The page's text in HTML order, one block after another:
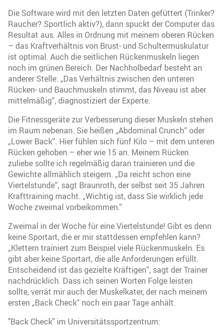
Die Software wird mit den letzten Daten gefüttert (Trinker?
Raucher? Sportlich aktiv?), dann spuckt der Computer das
Resultat aus. Alles in Ordnung mit meinem oberen Rücken
– das Kraftverhältnis von Brust- und Schultermuskulatur
ist optimal. Auch die seitlichen Rückenmuskeln liegen
noch im grünen Bereich. Der Nachholbedarf besteht an
anderer Stelle: „Das Verhältnis zwischen den unteren
Rücken- und Bauchmuskeln stimmt, das Niveau ist aber
mittelmäßig“, diagnostiziert der Experte.
Die Fitnessgeräte zur Verbesserung dieser Muskeln stehen
im Raum nebenan. Sie heißen „Abdominal Crunch“ oder
„Lower Back“. Hier fühlen sich fünf Kilo – mit dem unteren
Rücken gehoben – eher wie 15 an. Meinem Rücken
zuliebe sollte ich regelmäßig daran trainieren und die
Gewichte allmählich steigern. „Da reicht schon eine
Viertelstunde“, sagt Braunroth, der selbst seit 35 Jahren
Krafttraining macht. „Wichtig ist, dass Sie wirklich jede
Woche zweimal vorbeikommen.“
Zweimal in der Woche für eine Viertelstunde! Gibt es denn
keine Sportart, die er mir stattdessen empfehlen kann?
„Klettern trainiert zum Beispiel viele Rückenmuskeln. Es
gibt aber keine Sportart, die alle Anforderungen erfüllt.
Entscheidend ist das gezielte Kräftigen“, sagt der Trainer
nachdrücklich. Dass ich seinen Worten Folge leisten
sollte, verrät mir auch der Muskelkater, der nach meinem
ersten „Back Check“ noch ein paar Tage anhält.
"Back Check" im Universitätssportzentrum: